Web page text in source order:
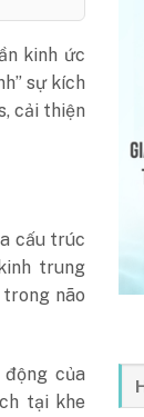
kinh ức
sự kích
cải thiện
cấu trúc
trung
não
của
tại khe